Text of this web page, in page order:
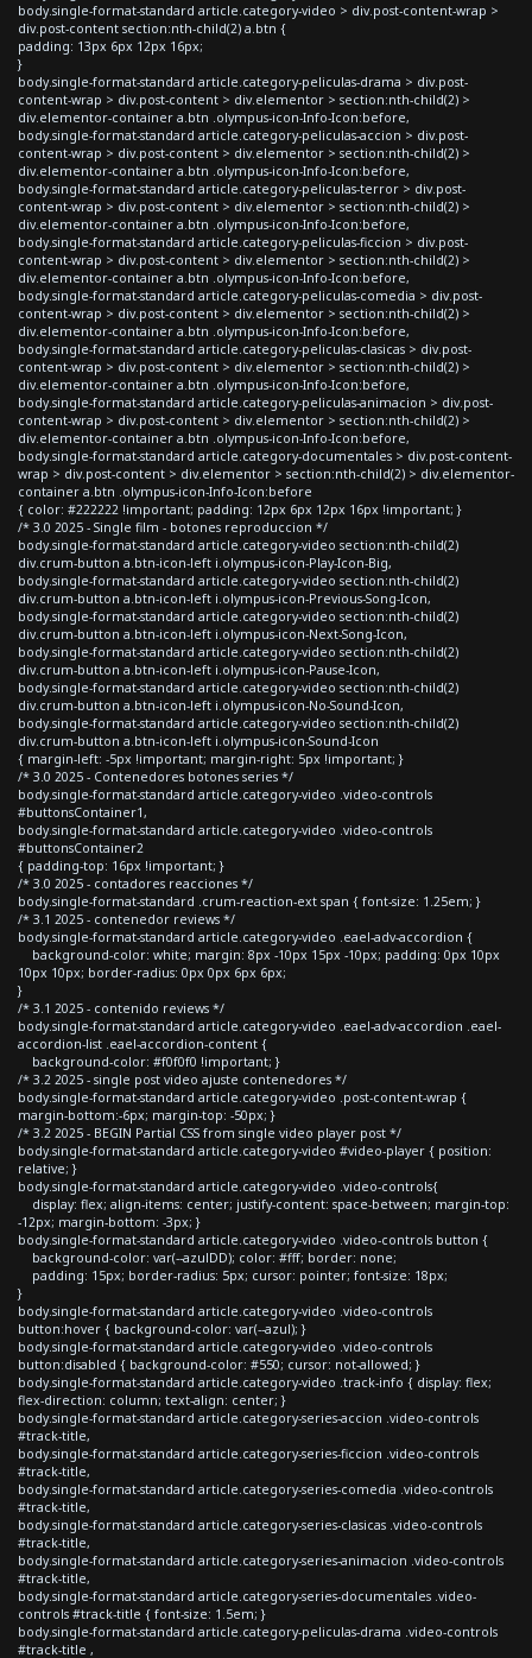
body.single-format-standard article.category-video > div.post-content-wrap >
div.post-content section:nth-child(2) a.btn {
padding: 13px 6px 12px 16px;
}
body.single-format-standard article.category-peliculas-drama > div.post-
content-wrap > div.post-content > div.elementor > section:nth-child(2) >
div.elementor-container a.btn .olympus-icon-Info-Icon:before,
body.single-format-standard article.category-peliculas-accion > div.post-
content-wrap > div.post-content > div.elementor > section:nth-child(2) >
div.elementor-container a.btn .olympus-icon-Info-Icon:before,
body.single-format-standard article.category-peliculas-terror > div.post-
content-wrap > div.post-content > div.elementor > section:nth-child(2) >
div.elementor-container a.btn .olympus-icon-Info-Icon:before,
body.single-format-standard article.category-peliculas-ficcion > div.post-
content-wrap > div.post-content > div.elementor > section:nth-child(2) >
div.elementor-container a.btn .olympus-icon-Info-Icon:before,
body.single-format-standard article.category-peliculas-comedia > div.post-
content-wrap > div.post-content > div.elementor > section:nth-child(2) >
div.elementor-container a.btn .olympus-icon-Info-Icon:before,
body.single-format-standard article.category-peliculas-clasicas > div.post-
content-wrap > div.post-content > div.elementor > section:nth-child(2) >
div.elementor-container a.btn .olympus-icon-Info-Icon:before,
body.single-format-standard article.category-peliculas-animacion > div.post-
content-wrap > div.post-content > div.elementor > section:nth-child(2) >
div.elementor-container a.btn .olympus-icon-Info-Icon:before,
body.single-format-standard article.category-documentales > div.post-content-
wrap > div.post-content > div.elementor > section:nth-child(2) > div.elementor-
container a.btn .olympus-icon-Info-Icon:before
{ color: #222222 !important; padding: 12px 6px 12px 16px !important; }
/* 3.0 2025 - Single film - botones reproduccion */
body.single-format-standard article.category-video section:nth-child(2)
div.crum-button a.btn-icon-left i.olympus-icon-Play-Icon-Big,
body.single-format-standard article.category-video section:nth-child(2)
div.crum-button a.btn-icon-left i.olympus-icon-Previous-Song-Icon,
body.single-format-standard article.category-video section:nth-child(2)
div.crum-button a.btn-icon-left i.olympus-icon-Next-Song-Icon,
body.single-format-standard article.category-video section:nth-child(2)
div.crum-button a.btn-icon-left i.olympus-icon-Pause-Icon,
body.single-format-standard article.category-video section:nth-child(2)
div.crum-button a.btn-icon-left i.olympus-icon-No-Sound-Icon,
body.single-format-standard article.category-video section:nth-child(2)
div.crum-button a.btn-icon-left i.olympus-icon-Sound-Icon
{ margin-left: -5px !important; margin-right: 5px !important; }
/* 3.0 2025 - Contenedores botones series */
body.single-format-standard article.category-video .video-controls
#buttonsContainer1,
body.single-format-standard article.category-video .video-controls
#buttonsContainer2
{ padding-top: 16px !important; }
/* 3.0 2025 - contadores reacciones */
body.single-format-standard .crum-reaction-ext span { font-size: 1.25em; }
/* 3.1 2025 - contenedor reviews */
body.single-format-standard article.category-video .eael-adv-accordion {
background-color: white; margin: 8px -10px 15px -10px; padding: 0px 10px
10px 10px; border-radius: 0px 0px 6px 6px;
}
/* 3.1 2025 - contenido reviews */
body.single-format-standard article.category-video .eael-adv-accordion .eael-
accordion-list .eael-accordion-content {
background-color: #f0f0f0 !important; }
/* 3.2 2025 - single post video ajuste contenedores */
body.single-format-standard article.category-video .post-content-wrap {
margin-bottom:-6px; margin-top: -50px; }
/* 3.2 2025 - BEGIN Partial CSS from single video player post */
body.single-format-standard article.category-video #video-player { position:
relative; }
body.single-format-standard article.category-video .video-controls{
display: flex; align-items: center; justify-content: space-between; margin-top:
-12px; margin-bottom: -3px; }
body.single-format-standard article.category-video .video-controls button {
background-color: var(--azulDD); color: #fff; border: none;
padding: 15px; border-radius: 5px; cursor: pointer; font-size: 18px;
}
body.single-format-standard article.category-video .video-controls
button:hover { background-color: var(--azul); }
body.single-format-standard article.category-video .video-controls
button:disabled { background-color: #550; cursor: not-allowed; }
body.single-format-standard article.category-video .track-info { display: flex;
flex-direction: column; text-align: center; }
body.single-format-standard article.category-series-accion .video-controls
#track-title,
body.single-format-standard article.category-series-ficcion .video-controls
#track-title,
body.single-format-standard article.category-series-comedia .video-controls
#track-title,
body.single-format-standard article.category-series-clasicas .video-controls
#track-title,
body.single-format-standard article.category-series-animacion .video-controls
#track-title,
body.single-format-standard article.category-series-documentales .video-
controls #track-title { font-size: 1.5em; }
body.single-format-standard article.category-peliculas-drama .video-controls
#track-title ,